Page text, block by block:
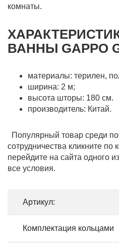
комнаты.
ВАННЫ GAPPO
материалы: терилен,
ширина: 2 м;
высота шторы: 180 см.
производитель: Китай.
Популярный товар среди
сотрудничества кликните по
перейдите на сайта одного
все условия.
Артикул:
Комплектация кольцами